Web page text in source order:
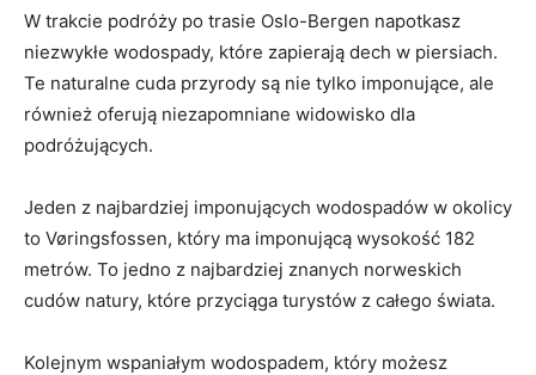
W trakcie⁢ podróży po trasie Oslo-Bergen napotkasz
niezwykłe⁢ wodospady, ⁤które ‍zapierają dech ​w piersiach.
Te‌ naturalne‍ cuda przyrody są nie⁤ tylko ‌imponujące, ale
również‍ oferują niezapomniane widowisko ‍dla
podróżujących.
Jeden z najbardziej imponujących wodospadów w okolicy
to Vøringsfossen, który ma imponującą wysokość ⁤182
‍metrów. To jedno z ⁣najbardziej znanych norweskich
cudów natury, które‌ przyciąga turystów⁣ z całego⁣ świata.
Kolejnym wspaniałym wodospadem, ​który ⁢możesz